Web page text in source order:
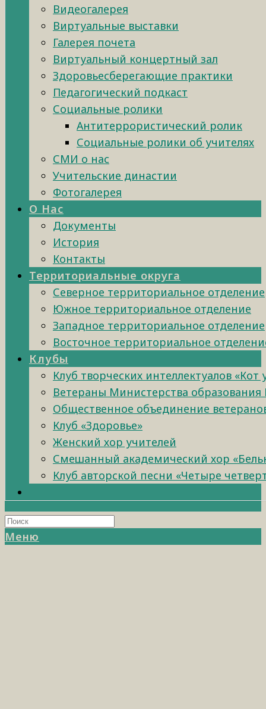
Видеогалерея
Виртуальные выставки
Галерея почета
Виртуальный концертный зал
Здоровьесберегающие практики
Педагогический подкаст
Социальные ролики
Антитеррористический ролик
Социальные ролики об учителях
СМИ о нас
Учительские династии
Фотогалерея
О Нас
Документы
История
Контакты
Территориальные округа
Северное территориальное отделение
Южное территориальное отделение
Западное территориальное отделение
Восточное территориальное
Клубы
Клуб творческих интеллектуалов «Кот
Ветераны Министерства образования
Общественное объединение
Клуб «Здоровье»
Женский хор учителей
Смешанный академический хор
Клуб авторской песни «Четыре
Меню